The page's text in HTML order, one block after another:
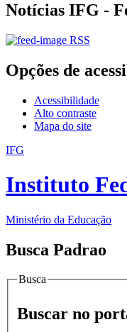
Notícias IFG -
RSS
Opções de
Acessibilidade
Alto contraste
Mapa do site
IFG
Instituto
Ministério da Educação
Busca Padrao
Busca
Buscar no